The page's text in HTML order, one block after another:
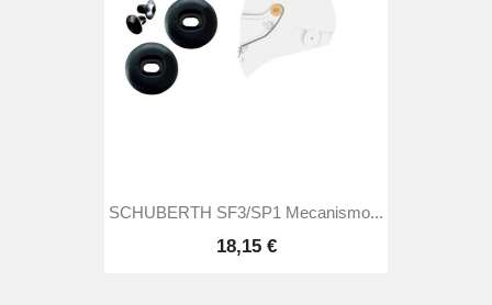
SCHUBERTH SF3/SP1 Mecanismo...
18,15 €